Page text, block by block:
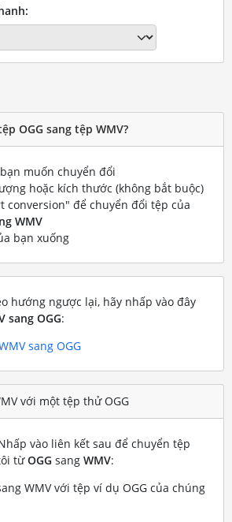
OGG sang tệp WMV?
bạn muốn chuyển đổi
hoặc kích thước (không bắt buộc)
conversion" để chuyển đổi tệp của
WMV
bạn xuống
hướng ngược lại, hãy nhấp vào đây
sang OGG:
sang OGG
với một tệp thử OGG
vào liên kết sau để chuyển tệp
từOGG sang WMV:
WMV với tệp ví dụ OGG của chúng